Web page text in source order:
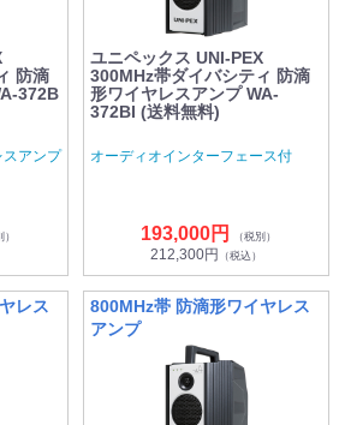
防滴
372B
アンプ
ユニペックス UNI-PEX
300MHz帯ダイバシティ 防滴
形ワイヤレスアンプ WA-
372BI (送料無料)
オーディオインターフェース付
193,000円 （税別）
212,300円 （税込）
レス
800MHz帯 防滴形ワイヤレス
アンプ